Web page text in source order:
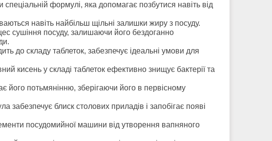
формулі, яка допомагає позбутися навіть від
навіть найбільш щільні залишки жиру з посуду.
сушіння посуду, залишаючи його бездоганно
до складу таблеток, забезпечує ідеальні умови для
кисень у складі таблеток ефективно знищує бактерії та
його потьмянінню, зберігаючи його в первісному
забезпечує блиск столових приладів і запобігає появі
посудомийної машини від утворення вапняного